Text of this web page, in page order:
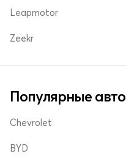
Leapmotor
Zeekr
Популярные
Chevrolet
BYD